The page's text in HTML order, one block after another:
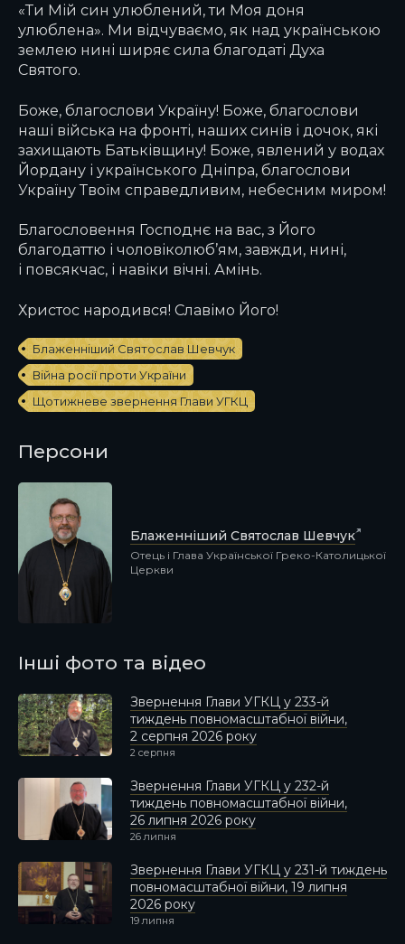
«Ти Мій син улюблений, ти Моя доня
улюблена». Ми відчуваємо, як над українською
землею нині ширяє сила благодаті Духа
Святого.
Боже, благослови Україну! Боже, благослови
наші війська на фронті, наших синів і дочок, які
захищають Батьківщину! Боже, явлений у водах
Йордану і українського Дніпра, благослови
Україну Твоїм справедливим, небесним миром!
Благословення Господнє на вас, з Його
благодаттю і чоловіколюб’ям, завжди, нині,
і повсякчас, і навіки вічні. Амінь.
Христос народився! Славімо Його!
Блаженніший Святослав Шевчук
Війна росії проти України
Щотижневе звернення Глави УГКЦ
Персони
Блаженніший Святослав Шевчук
Отець і Глава Української Греко-Католицької
Церкви
Інші фото та відео
Звернення Глави УГКЦ у 233-й
тиждень повномасштабної війни,
2 серпня 2026 року
2 серпня
Звернення Глави УГКЦ у 232-й
тиждень повномасштабної війни,
26 липня 2026 року
26 липня
Звернення Глави УГКЦ у 231-й тиждень
повномасштабної війни, 19 липня
2026 року
19 липня